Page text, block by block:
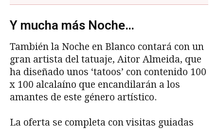
Y mucha más Noche…
También la Noche en Blanco contará con un
gran artista del tatuaje, Aitor Almeida, que
ha diseñado unos ‘tatoos’ con contenido 100
x 100 alcalaíno que encandilarán a los
amantes de este género artístico.
La oferta se completa con visitas guiadas